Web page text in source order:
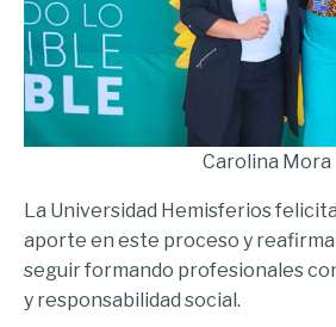
Carolina Mora
La Universidad Hemisferios
aporte en este proceso y
seguir formando profesionales
y responsabilidad social.